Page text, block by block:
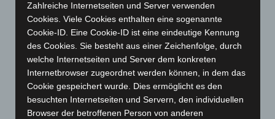
Januar 2023 (140)
Dezember 2022(130)
November 2022(167)
Oktober 2022(166)
September 2022(205)
August 2022 (166)
Zahlreiche Internetseiten und Server verwenden
Cookies. Viele Cookies enthalten eine sogenannte
Cookie-ID. Eine Cookie-ID ist eine eindeutige Kennung
des Cookies. Sie besteht aus einer Zeichenfolge, durch
welche Internetseiten und Server dem konkreten
Internetbrowser zugeordnet werden können, in dem das
Cookie gespeichert wurde. Dies ermöglicht es den
besuchten Internetseiten und Servern, den individuellen
Browser der betroffenen Person von anderen